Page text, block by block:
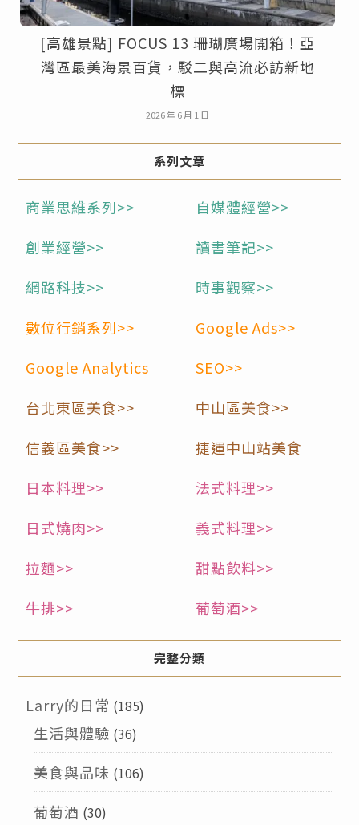
[高雄景點] FOCUS 13 珊瑚廣場開箱！亞
灣區最美海景百貨，駁二與高流必訪新地
標
2026 年 6 月 1 日
系列文章
商業思維系列>>
自媒體經營>>
創業經營>>
讀書筆記>>
網路科技>>
時事觀察>>
數位行銷系列>>
Google Ads>>
Google Analytics
SEO>>
台北東區美食>>
中山區美食>>
信義區美食>>
捷運中山站美食
日本料理>>
法式料理>>
日式燒肉>>
義式料理>>
拉麵>>
甜點飲料>>
牛排>>
葡萄酒>>
完整分類
Larry的日常 (185)
生活與體驗 (36)
美食與品味 (106)
葡萄酒 (30)